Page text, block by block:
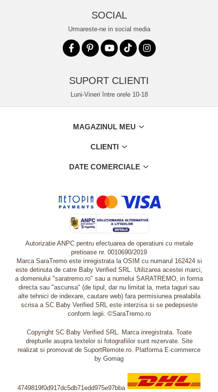
SOCIAL
Urmareste-ne in social media
SUPORT CLIENTI
Luni-Vineri între orele 10-18
MAGAZINUL MEU
CLIENTI
DATE COMERCIALE
Autorizatie ANPC pentru efectuarea de operatiuni cu metale
pretioase nr. 0010690/2019
Marca SaraTremo este inregistrata la OSIM cu numarul 162424 si
este detinuta de catre Baby Verified SRL. Utilizarea acestei marci,
a domeniului "saratremo.ro" sau a numelui SARATREMO, in forma
directa sau "ascunsa" (de tipul, dar nu limitat la, meta taguri sau
alte tehnici de indexare, cautare web) fara permisiunea prealabila
scrisa a SC Baby Verified SRL este interzisa si se pedepseste
conform legii. ©SaraTremo.ro
Copyright SC Baby Verified SRL. Marca inregistrata. Toate
drepturile asupra textelor si fotografiilor sunt rezervate. Site
realizat si promovat de SuportRemote.ro. Platforma E-commerce
by Gomag
4749819f0d917dc5db71edd975e97bba